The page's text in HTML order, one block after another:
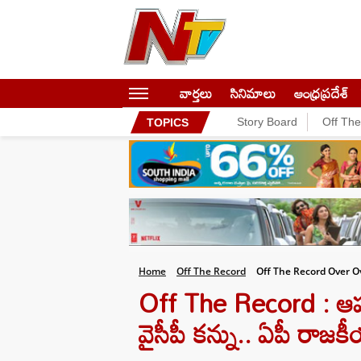
వార్తలు సినిమాలు ఆంధ్రప్రదేశ్
TOPICS Story Board Off
Home Off The Record Off The Record Over
Off The Record :
వైసీపీ కన్ను.. ఏపీ